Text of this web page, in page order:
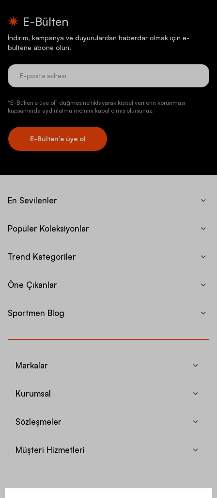
E-Bülten
İndirim, kampanya ve duyurulardan haberdar olmak için e-
bültene abone olun.
“E-Bülten’e üye ol” düğmesine tıklayarak kişisel verilerin korunması
kapsamında aydınlatma metnini kabul etmiş olursunuz.
E-Bülten’e üye ol
En Sevilenler
Popüler Koleksiyonlar
Trend Kategoriler
Öne Çıkanlar
Sportmen Blog
Markalar
Kurumsal
Sözleşmeler
Müşteri Hizmetleri